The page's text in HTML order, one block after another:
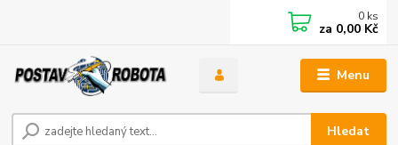
Menu
Hledat
0 ks
za 0,00 Kč